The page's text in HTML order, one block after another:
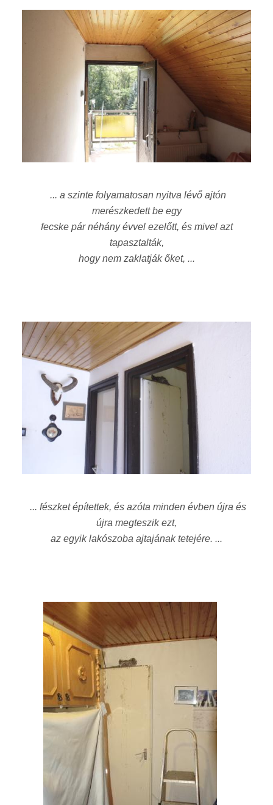
... a szinte folyamatosan nyitva lévő ajtón
merészkedett be egy
fecske pár néhány évvel ezelőtt, és mivel azt
tapasztalták,
hogy nem zaklatják őket, ...
... fészket építettek, és azóta minden évben újra és
újra megteszik ezt,
az egyik lakószoba ajtajának tetejére. ...